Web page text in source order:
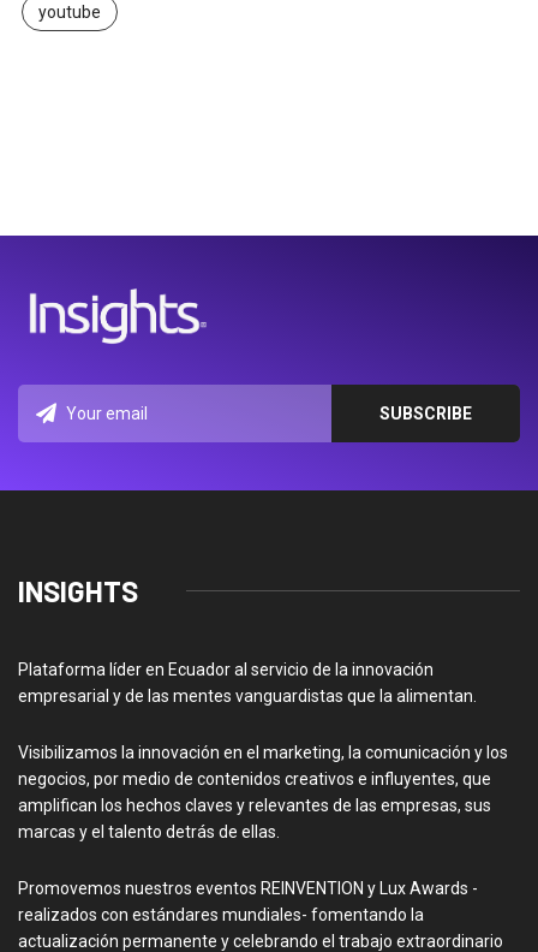
youtube
INSIGHTS
Plataforma líder en Ecuador al servicio de la innovación
empresarial y de las mentes vanguardistas que la alimentan.
Visibilizamos la innovación en el marketing, la comunicación y los
negocios, por medio de contenidos creativos e influyentes, que
amplifican los hechos claves y relevantes de las empresas, sus
marcas y el talento detrás de ellas.
Promovemos nuestros eventos REINVENTION y Lux Awards -
realizados con estándares mundiales- fomentando la
actualización permanente y celebrando el trabajo extraordinario